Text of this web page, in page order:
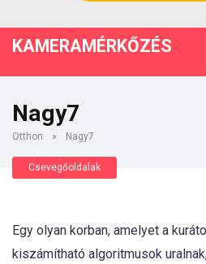
KAMERAMÉRKŐZÉS
Nagy7
Otthon » Nagy7
Csevegőoldalak
Egy olyan korban, amelyet a
kiszámítható algoritmusok